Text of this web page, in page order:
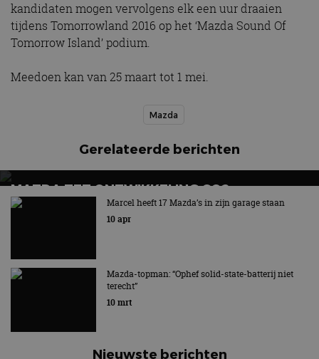
kandidaten mogen vervolgens elk een uur draaien
tijdens Tomorrowland 2016 op het ‘Mazda Sound Of
Tomorrow Island’ podium.
Meedoen kan van 25 maart tot 1 mei.
Mazda
Gerelateerde berichten
MAZDA ZET ONTWIKKELING CO2-
AFVANGINSTALLATIE VOORT
Techniek kan bijdragen aan het verminderen van de
Marcel heeft 17 Mazda’s in zijn garage staan
10 apr
Mazda-topman: “Ophef solid-state-batterij niet
terecht”
10 mrt
Nieuwste berichten